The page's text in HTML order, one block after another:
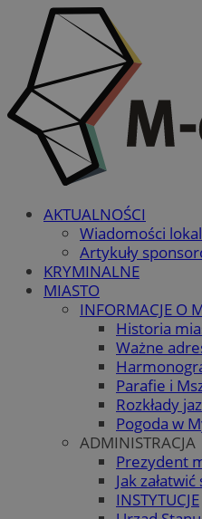
AKTUALNOŚCI
Wiadomości
Artykuły
KRYMINALNE
MIASTO
INFORMACJE O
Historia
Ważne
Parafie i
Rozkłady
Pogoda w
ADMINISTRACJA
Prezydent
Jak
INSTYTUCJE